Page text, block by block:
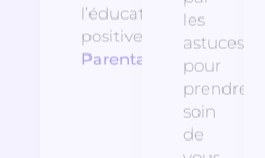
l’éducation
positive.
Parentalité
les
astuces
pour
prendre
soin
de